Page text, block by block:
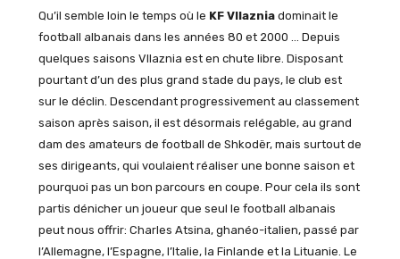
Qu’il semble loin le temps où le KF Vllazniadominait le
football albanais dans les années 80 et 2000 … Depuis
quelques saisons Vllaznia est en chute libre. Disposant
pourtant d’un des plus grand stade du pays, le club est
sur le déclin. Descendant progressivement au classement
saison après saison, il est désormais relégable, au grand
dam des amateurs de football de Shkodër, mais surtout de
ses dirigeants, qui voulaient réaliser une bonne saison et
pourquoi pas un bon parcours en coupe. Pour cela ils sont
partis dénicher un joueur que seul le football albanais
peut nous offrir: Charles Atsina, ghanéo-italien, passé par
l’Allemagne, l’Espagne, l’Italie, la Finlande et la Lituanie. Le